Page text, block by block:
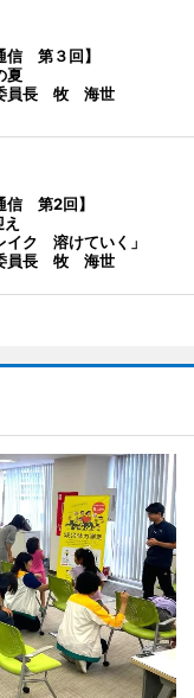
信 第３回】
夏
員長 牧 海世
信 第2回】
イク 溶けていく」
員長 牧 海世